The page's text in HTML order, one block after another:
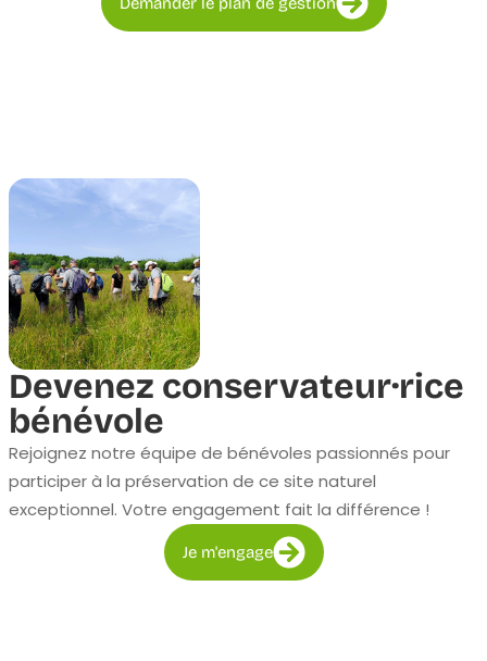
Devenez conservateur·rice
bénévole
Rejoignez notre équipe de bénévoles passionnés pour
participer à la préservation de ce site naturel
exceptionnel. Votre engagement fait la différence !
Je m'engage